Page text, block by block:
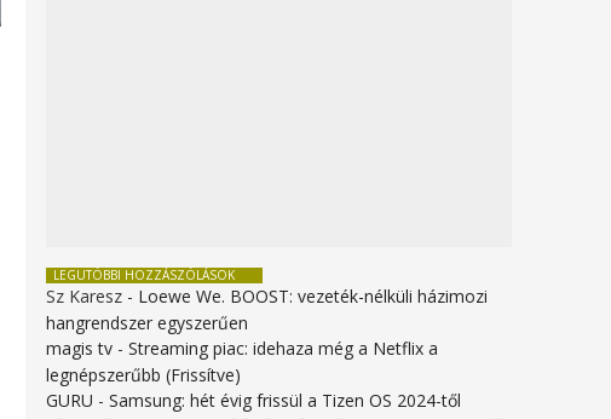
LEGUTÓBBI HOZZÁSZÓLÁSOK
Sz Karesz - Loewe We. BOOST: vezeték-nélküli házimozi
hangrendszer egyszerűen
magis tv -Streaming piac: idehaza még a Netflix a
legnépszerűbb (Frissítve)
GURU -Samsung: hét évig frissül a Tizen OS 2024-től